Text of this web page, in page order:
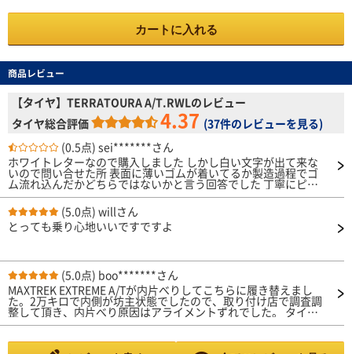
カートに入れる
商品レビュー
【タイヤ】TERRATOURA A/T.RWLのレビュー
タイヤ総合評価
4.37 (37件のレビューを見る)
(0.5点) sei*******さん
ホワイトレターなので購入しました しかし白い文字が出て来な
いので問い合せた所 表面に薄いゴムが着いてるか製造過程でゴ
ム流れ込んだかどちらではないかと言う回答でした 丁寧にピン
クの洗剤が着いたカナダワシで擦れば綺麗に出ますので試して下
さい それでも駄目な場合は写真を撮って送って下さい と言う指
示でした そんなカナダワシは持ってないと言うとそれでやれば
綺麗に出来ますとの回答 特に謝罪の言葉も無く わざわざ買って
(5.0点) willさん
とっても乗り心地いいですですよ
(5.0点) boo*******さん
MAXTREK EXTREME A/Tが内片べりしてこちらに履き替えまし
た。2万キロで内側が坊主状態でしたので、取り付け店で調査調
整して頂き、内片べり原因はアライメントずれでした。 タイヤ
の性能か分かりませんが、静粛性は格段に上がりました。ハンド
す。 MAXTREK EXTREME A/Tに比べ砂利詰まりが少ないです。 も